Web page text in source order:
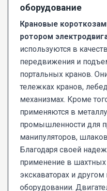
оборудование
Крановые
ротором
используются в
передвижения и
портальных кранов.
тележках кранов,
механизмах. Кроме
применяются в
промышленности для
манипуляторов,
Благодаря своей
применение в
экскаваторах и
оборудовании.